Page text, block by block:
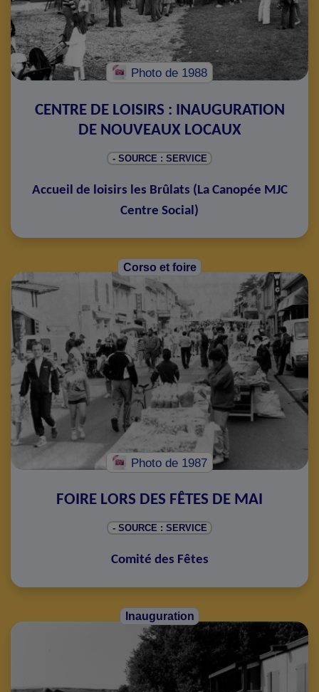
Photo de 1988
CENTRE DE LOISIRS : INAUGURATION
DE NOUVEAUX LOCAUX
- SOURCE : SERVICE
Accueil de loisirs les Brûlats (La Canopée MJC
Centre Social )
Corso et foire
Photo de 1987
FOIRE LORS DES FÊTES DE MAI
- SOURCE : SERVICE
Comité des Fêtes
Inauguration